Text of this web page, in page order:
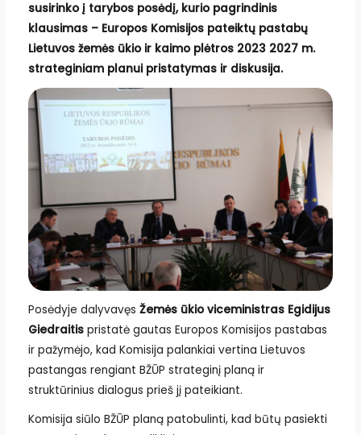
susirinko į tarybos posėdį, kurio pagrindinis
klausimas – Europos Komisijos pateiktų pastabų
Lietuvos žemės ūkio ir kaimo plėtros 2023 2027 m.
strateginiam planui pristatymas ir diskusija.
Posėdyje dalyvavęs Žemės ūkio viceministras Egidijus
Giedraitispristatė gautas Europos Komisijos pastabas
ir pažymėjo, kad Komisija palankiai vertina Lietuvos
pastangas rengiant BŽŪP strateginį planą ir
struktūrinius dialogus prieš jį pateikiant.
Komisija siūlo BŽŪP planą patobulinti, kad būtų pasiekti